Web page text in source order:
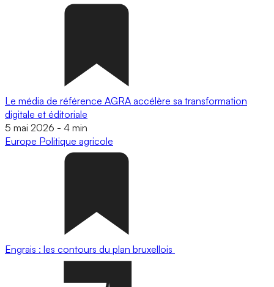
Le média de référence AGRA accélère sa transformation
digitale et éditoriale
5 mai 2026 - 4 min
Europe Politique agricole
Engrais : les contours du plan bruxellois